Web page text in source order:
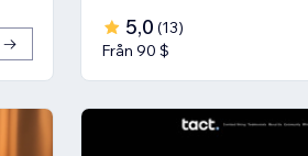
5,0 (13)
Från 90 $